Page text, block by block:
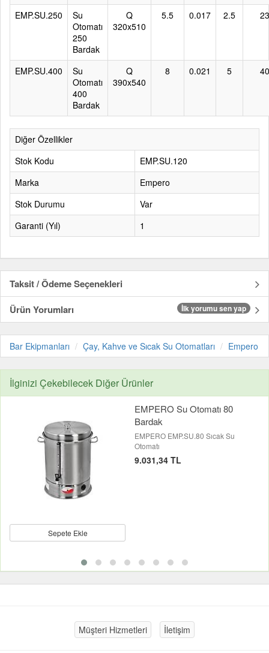
EMP.SU.250
Su
Otomatı
250
Bardak
Q
320x510
5.5 0.017 2.5 23
EMP.SU.400
Su
Otomatı
400
Bardak
Q
390x540
8 0.021 5 40
Diğer Özellikler
Stok Kodu
EMP.SU.120
Marka
Empero
Stok Durumu
Var
Garanti (Yıl)
1
Taksit / Ödeme Seçenekleri
Ürün Yorumları
İlk yorumu sen yap
Bar Ekipmanları Çay, Kahve ve Sıcak Su Otomatları Empero
İlginizi Çekebilecek Diğer Ürünler
Sepete Ekle
EMPERO Su Otomatı 80
Bardak
EMPERO EMP.SU.80 Sıcak Su
Otomatı
9.031,34 TL
Müşteri Hizmetleri İletişim